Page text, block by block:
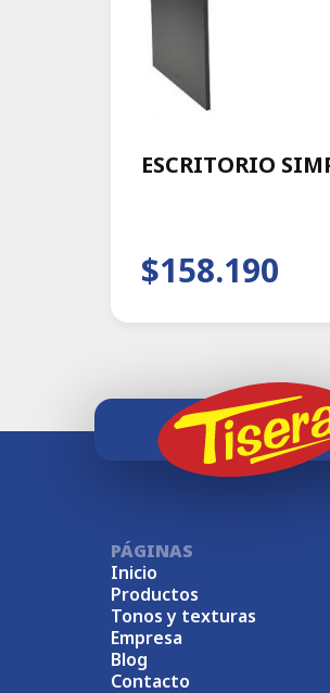
ESCRITORIO
$158.190
PÁGINAS
Inicio
Productos
Tonos y texturas
Empresa
Blog
Contacto